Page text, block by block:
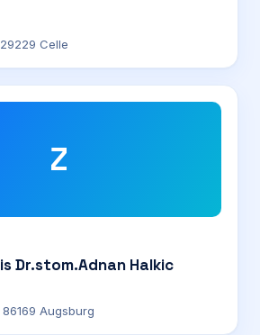
Celle
Z
Dr.stom.Adnan Halkic
Augsburg